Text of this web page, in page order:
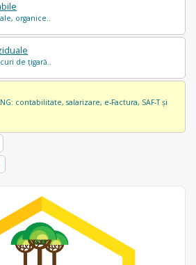
organice..
de țigară..
contabilitate, salarizare, e-Factura, SAF-T și